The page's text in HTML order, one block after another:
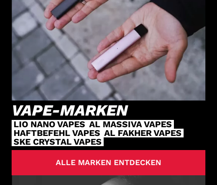
VAPE-MARKEN
LIO NANO VAPES AL MASSIVA VAPES
HAFTBEFEHL VAPES AL FAKHER VAPES
SKE CRYSTAL VAPES
ALLE MARKEN ENTDECKEN